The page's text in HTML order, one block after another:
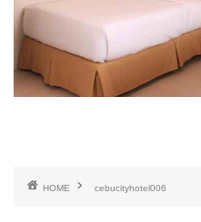
HOME cebucityhotel006